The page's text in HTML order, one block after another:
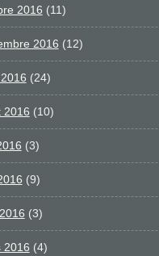
2016 (11)
2016 (12)
(24)
2016 (10)
(3)
(9)
(3)
2016 (4)